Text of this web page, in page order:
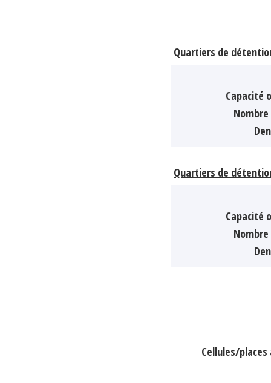
Quartiers de
Capacité
Quartiers de
Capacité
Cellules/